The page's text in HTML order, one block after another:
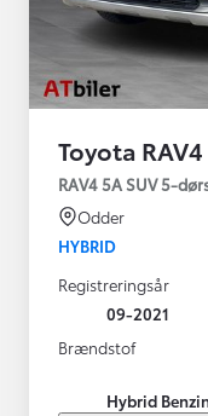
Toyota RAV4
RAV4 5A SUV 5-
Odder
HYBRID
Registreringsår
09-2021
Brændstof
Hybrid